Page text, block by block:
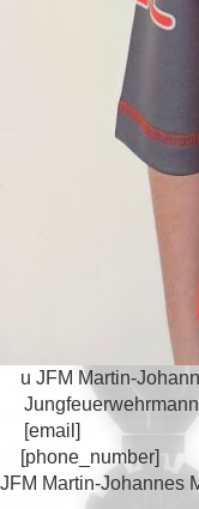
u JFM Martin-
Jungfeuerwehrmann
[email]
[phone_number]
JFM Martin-Johannes